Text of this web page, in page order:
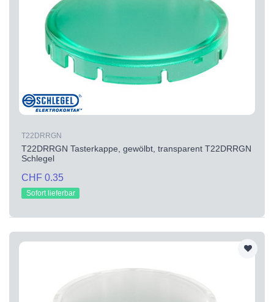
T22DRRGN
T22DRRGN Tasterkappe, gewölbt, transparent T22DRRGN
Schlegel
CHF 0.35
Sofort lieferbar